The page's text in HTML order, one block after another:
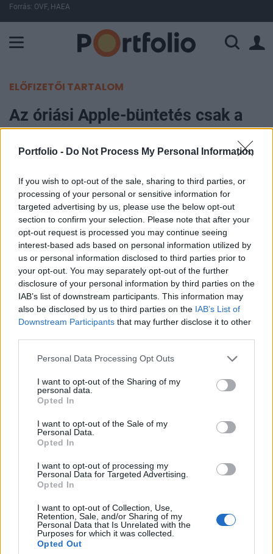
Portfolio - Do Not Process My Personal Information
If you wish to opt-out of the sale, sharing to third parties, or
processing of your personal or sensitive information for
targeted advertising by us, please use the below opt-out
section to confirm your selection. Please note that after your
opt-out request is processed you may continue seeing
interest-based ads based on personal information utilized by
us or personal information disclosed to third parties prior to
your opt-out. You may separately opt-out of the further
disclosure of your personal information by third parties on the
IAB’s list of downstream participants. This information may
also be disclosed by us to third parties on the IAB’s List of
Downstream Participants that may further disclose it to other
Personal Data Processing Opt Outs
I want to opt-out of the Sharing of my
personal data.
Opted In
I want to opt-out of the Sale of my
Personal Data.
Opted In
I want to opt-out of processing my
Personal Data for Targeted Advertising.
Opted In
I want to opt-out of Collection, Use,
Retention, Sale, and/or Sharing of my
Personal Data that Is Unrelated with the
Purposes for which it was collected.
Opted Out
Forrás: OVF, HAEA
ELŐFIZETŐI TARTALOM
Az óriási Apple-büntetés csak a
kezdet lehet
2016. szeptember 01. 11:10
Az Apple-re kiszabott hatalmas büntetés csak az
első lehet a sorban - ígéri az Európai Bizottság.
Több száz vizsgálat kezdődhet, bár főleg európai
vállalatokat célozhatnak meg a közeljövőben,
mert nem akarnak ujjat húzni Washingtonnal. A
cél, hogy elrettentsék az adóelkerüléstől a
vállalatokat - írja a Reuters.
során úgy találták, hogy az Írországban kapott
adókedvezmények tiltott állami támogatásnak minősülnek.
A Reuters értesülései szerint ez csak a kezdet lehet. Az
Európai Bizottság több száz vizsgálatot tervez még
adóelkerülés ügyében, főként európai...
KEDVES OLVASÓNK!
A keresett cikk a portfolio.hu hírarchívumához
regisztrációhoz kötött.
Az előfizetés a következőket tartalmazza:
Portfolio.hu teljes cikkarchívum